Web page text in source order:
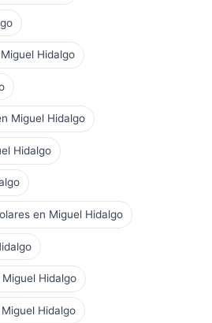
Hidalgo
Miguel Hidalgo
Hidalgo
en Miguel Hidalgo
Hidalgo
Hidalgo